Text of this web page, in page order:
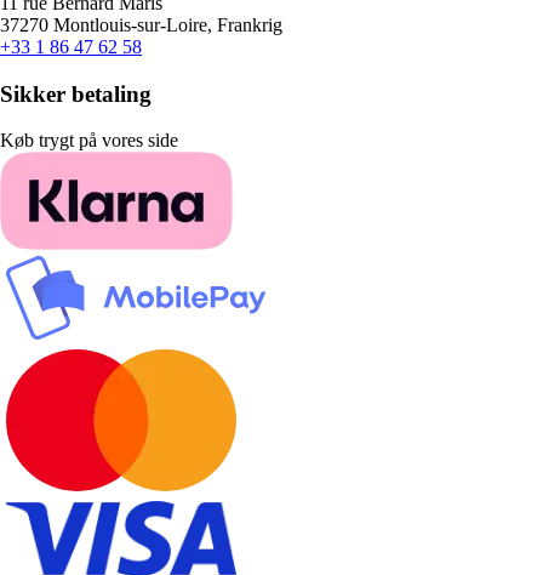
37270 Montlouis-sur-Loire, Frankrig
+33 1 86 47 62 58
Sikker betaling
Køb trygt på vores side